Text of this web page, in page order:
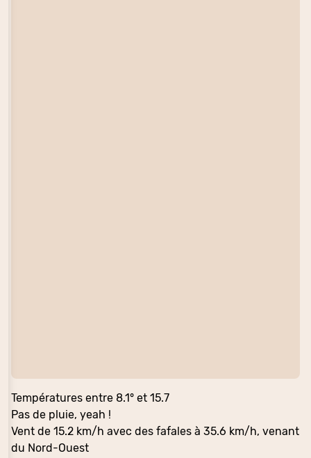
Températures entre 8.1° et 15.7
Pas de pluie, yeah !
Vent de 15.2 km/h avec des fafales à 35.6 km/h, venant
du Nord-Ouest